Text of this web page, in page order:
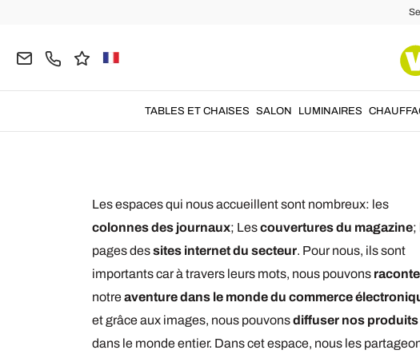
TABLES ET CHAISES SALON LUMINAIRES
Les espaces qui nous accueillent sont nombreux: les
colonnes des journaux; Lescouvertures du magazine;
pages dessites internet du secteur. Pour nous, ils sont
importants car à travers leurs mots, nous pouvons
notreaventure dans le monde du commerce
et grâce aux images, nous pouvonsdiffuser nos produits
dans le monde entier. Dans cet espace, nous les